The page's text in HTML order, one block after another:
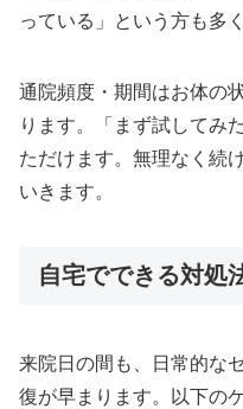
っている」という方も多
通院頻度・期間はお体の
ります。「まず試してみ
ただけます。無理なく続
いきます。
自宅でできる対処
来院日の間も、日常的な
復が早まります。以下の